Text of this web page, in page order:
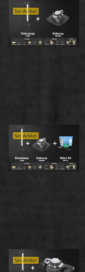
Set-Artikel
Set-Artikel
Set-Artikel